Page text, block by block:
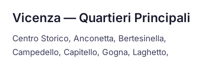
Vicenza — Quartieri Principali
Centro Storico, Anconetta, Bertesinella,
Campedello, Capitello, Gogna, Laghetto,